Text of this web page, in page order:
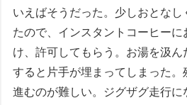
いえばそうだった。少しおとな
たので、インスタントコーヒー
け、許可してもらう。お湯を汲ん
すると片手が埋まってしまった。
進むのが難しい。ジグザグ走行に